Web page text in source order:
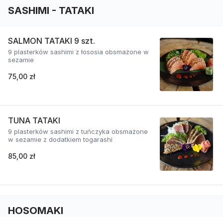
SASHIMI - TATAKI
SALMON TATAKI 9 szt.
9 plasterków sashimi z łososia obsmażone w
sezamie
75,00 zł
TUNA TATAKI
9 plasterków sashimi z tuńczyka obsmażone
w sezamie z dodatkiem togarashi
85,00 zł
HOSOMAKI